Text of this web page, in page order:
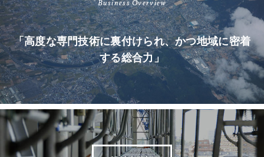
Business Overview
「高度な専門技術に裏付けられ、かつ地域に密着
する総合力」